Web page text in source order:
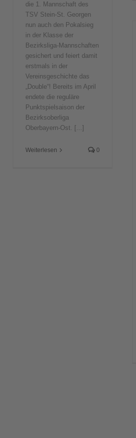
die 1. Mannschaft des
TSV Stein-St. Georgen
nun auch den Pokalsieg
in der Klasse der
Bezirksliga-Mannschaften
gesichert und feiert damit
erstmals in der
Vereinsgeschichte das
„Double“! Bereits im April
endete die reguläre
Punktspielsaison der
Bezirksoberliga
Oberbayern-Ost. [...]
Weiterlesen 0